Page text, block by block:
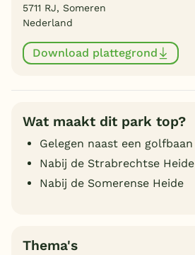
5711 RJ, Someren
Nederland
Download plattegrond
Wat maakt dit park top?
Gelegen naast een golfbaan
Nabij de Strabrechtse Heide
Nabij de Somerense Heide
Thema's